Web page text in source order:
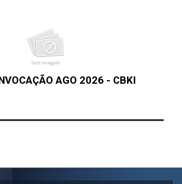
AGO 2026 - CBKI